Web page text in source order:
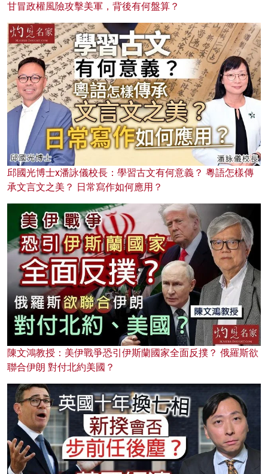
甘冒政權風險攻擊美軍，背後有何盤算？
邱國光博士x潘詠儀校長：學習古文有何意義？ 粵語怎樣傳
承文言文之美？ 日常寫作如何應用？
陳文鴻教授：美伊戰爭恐引伊斯蘭國家全面反撲？ 俄羅斯欲
聯合伊朗 對付北約美國？